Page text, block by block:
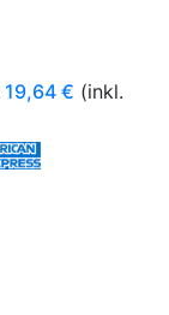
19,64 € (inkl.